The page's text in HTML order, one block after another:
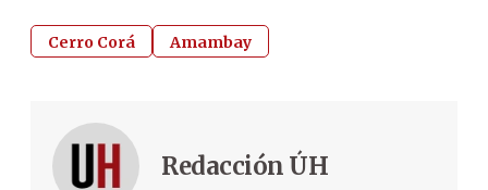
Cerro Corá Amambay
Redacción ÚH